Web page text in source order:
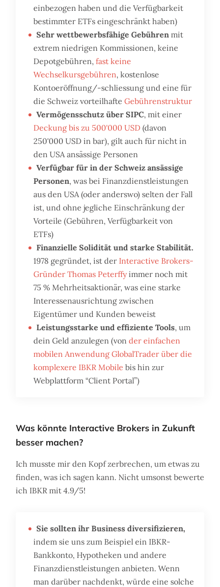
einbezogen haben und die Verfügbarkeit
bestimmter ETFs eingeschränkt haben)
Sehr wettbewerbsfähige Gebühren mit
extrem niedrigen Kommissionen, keine
Depotgebühren, fast keine
Wechselkursgebühren, kostenlose
Kontoeröffnung/-schliessung und eine für
die Schweiz vorteilhafte Gebührenstruktur
Vermögensschutz über SIPC, mit einer
Deckung bis zu 500'000 USD (davon
250'000 USD in bar), gilt auch für nicht in
den USA ansässige Personen
Verfügbar für in der Schweiz ansässige
Personen, was bei Finanzdienstleistungen
aus den USA (oder anderswo) selten der Fall
ist, und ohne jegliche Einschränkung der
Vorteile (Gebühren, Verfügbarkeit von
ETFs)
Finanzielle Solidität und starke Stabilität.
1978 gegründet, ist der Interactive Brokers-
Gründer Thomas Peterffyimmer noch mit
75 % Mehrheitsaktionär, was eine starke
Interessenausrichtung zwischen
Eigentümer und Kunden beweist
Leistungsstarke und effiziente Tools, um
dein Geld anzulegen (von der einfachen
mobilen Anwendung GlobalTrader über die
komplexere IBKR Mobile bis hin zur
Webplattform “Client Portal”)
Was könnte Interactive Brokers in Zukunft
besser machen?
Ich musste mir den Kopf zerbrechen, um etwas zu
finden, was ich sagen kann. Nicht umsonst bewerte
ich IBKR mit 4.9/5!
Sie sollten ihr Business diversifizieren,
indem sie uns zum Beispiel ein IBKR-
Bankkonto, Hypotheken und andere
Finanzdienstleistungen anbieten. Wenn
man darüber nachdenkt, würde eine solche